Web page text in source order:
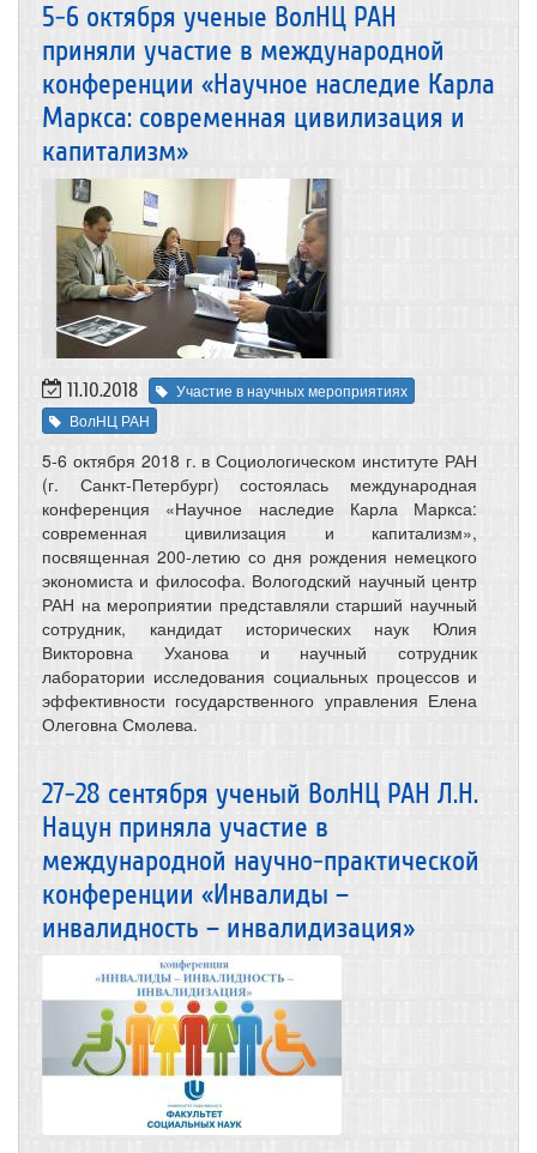
5-6 октября ученые ВолНЦ РАН
приняли участие в международной
конференции «Научное наследие Карла
Маркса: современная цивилизация и
капитализм»
11.10.2018
Участие в научных мероприятиях
ВолНЦ РАН
5-6 октября 2018 г. в Социологическом институте РАН
(г. Санкт-Петербург) состоялась международная
конференция «Научное наследие Карла Маркса:
современная цивилизация и капитализм»,
посвященная 200-летию со дня рождения немецкого
экономиста и философа. Вологодский научный центр
РАН на мероприятии представляли старший научный
сотрудник, кандидат исторических наук Юлия
Викторовна Уханова и научный сотрудник
лаборатории исследования социальных процессов и
эффективности государственного управления Елена
Олеговна Смолева.
27-28 сентября ученый ВолНЦ РАН Л.Н.
Нацун приняла участие в
международной научно-практической
конференции «Инвалиды –
инвалидность – инвалидизация»